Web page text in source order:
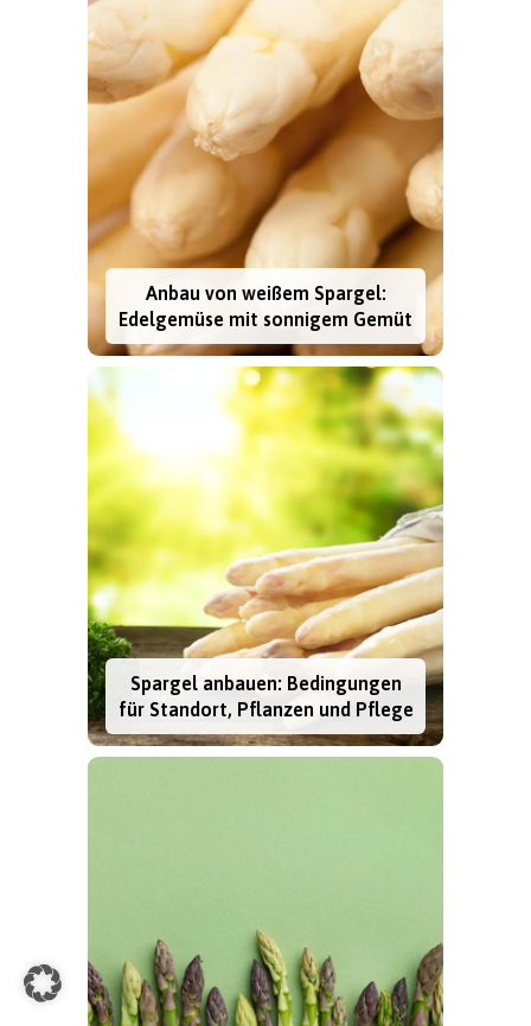
Anbau von weißem Spargel:
Edelgemüse mit sonnigem Gemüt
Spargel anbauen: Bedingungen
für Standort, Pflanzen und Pflege